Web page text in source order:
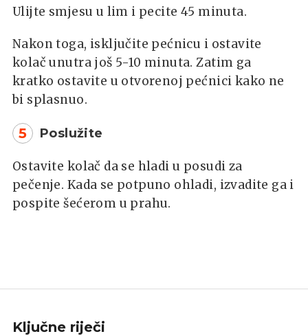
Ulijte smjesu u lim i pecite 45 minuta.
Nakon toga, isključite pećnicu i ostavite
kolač unutra još 5-10 minuta. Zatim ga
kratko ostavite u otvorenoj pećnici kako ne
bi splasnuo.
5 Poslužite
Ostavite kolač da se hladi u posudi za
pečenje. Kada se potpuno ohladi, izvadite ga i
pospite šećerom u prahu.
Ključne riječi